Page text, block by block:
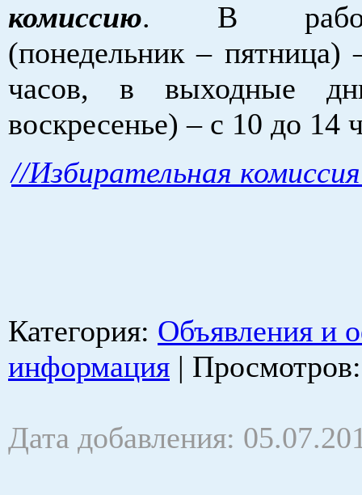
комиссию. В
(понедельник –
часов, в выходные
воскресенье) – с 10 до 14
//Избирательная
Категория: Объявления и
информация | Просмотров
Дата добавления: